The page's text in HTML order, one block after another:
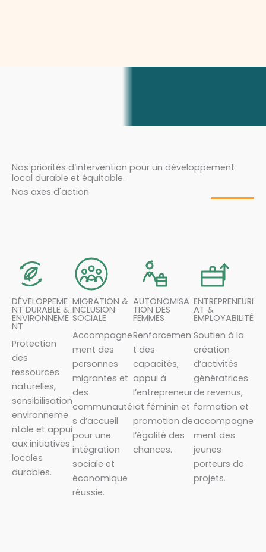
Nos priorités d’intervention pour un développement
local durable et équitable.
Nos axes d'action
DÉVELOPPEME
NT DURABLE &
ENVIRONNEME
NT
Protection
des
ressources
naturelles,
sensibilisation
environneme
ntale et appui
aux initiatives
locales
durables.
MIGRATION &
INCLUSION
SOCIALE
Accompagne
ment des
personnes
migrantes et
des
communauté
s d’accueil
pour une
intégration
sociale et
économique
réussie.
AUTONOMISA
TION DES
FEMMES
Renforcemen
t des
capacités,
appui à
l’entrepreneur
iat féminin et
promotion de
l’égalité des
chances.
ENTREPRENEURI
AT &
EMPLOYABILITÉ
Soutien à la
création
d’activités
génératrices
de revenus,
formation et
accompagne
ment des
jeunes
porteurs de
projets.